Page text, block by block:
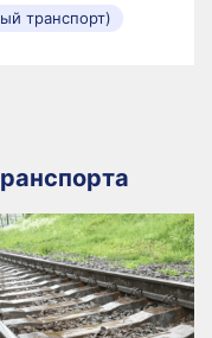
транспорт)